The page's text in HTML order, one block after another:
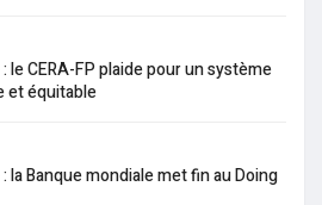
le CERA-FP plaide pour un système
et équitable
la Banque mondiale met fin au Doing